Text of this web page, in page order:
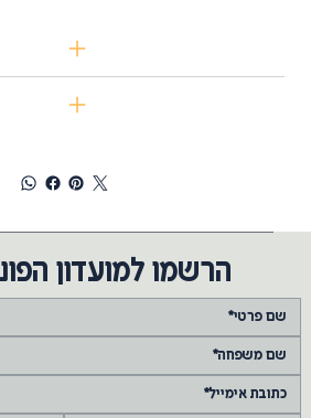
הרשמו למועדון